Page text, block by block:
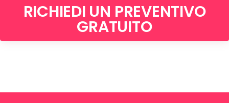
RICHIEDI UN PREVENTIVO
GRATUITO